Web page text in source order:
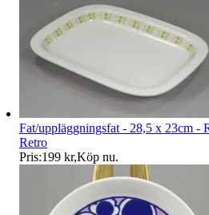
Fat/uppläggningsfat - 28,5 x 23cm -
Retro
Pris:199 kr,Köp nu.